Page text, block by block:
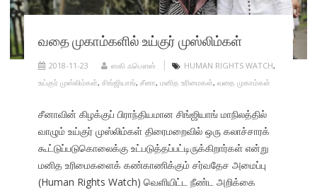
வதை முகாம்களில் உய்குர் முஸ்லிம்கள்
2018-11-23 ஸகி ஃபௌஸ் HUMAN RIGHTS WATCH,
உய்குர் முஸ்லிம்கள், சிங்ஜியாங், சீனா, மனித உரிமைகள், வதை முகாம்கள்
சீனாவின் கிழக்குப் பிராந்தியமான சிங்ஜியாங் மாநிலத்தில்
வாழும் உய்குர் முஸ்லிம்கள் திரைமறைவில் ஒரு கலாச்சாரக்
கூட்டுப்படுகொலைக்கு உட்படுத்தப்பட்டிருக்கிறார்கள் என்று
மனித உரிமைகளைக் கண்காணிக்கும் சர்வதேச அமைப்பு
(Human Rights Watch) வெளியிட்ட நீண்ட அறிக்கை